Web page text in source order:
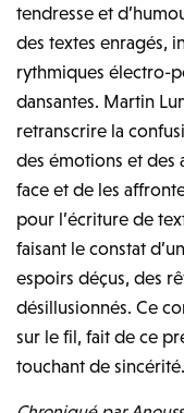
tendresse et
des textes enragés,
rythmiques électro-
dansantes. Martin
retranscrire la
des émotions et des
face et de les
pour l’écriture de
faisant le constat
espoirs déçus, des
désillusionnés. Ce
sur le fil, fait de ce
touchant de sincérité.